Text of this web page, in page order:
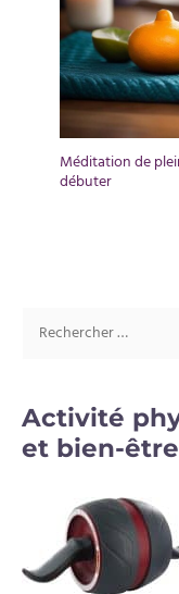
Méditation de
débuter
h
e
e
Activité
et bien-